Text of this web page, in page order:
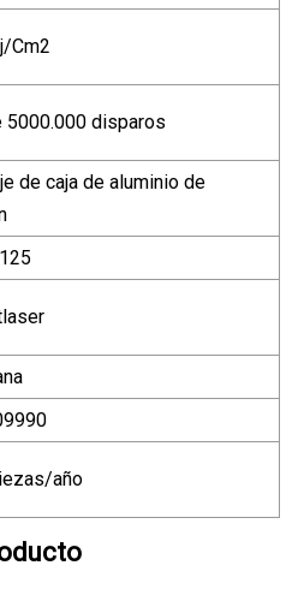
Cm2
5000.000 disparos
de caja de aluminio de
año